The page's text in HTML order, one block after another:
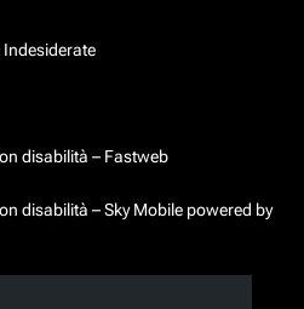
Indesiderate
disabilità – Fastweb
disabilità – Sky Mobile powered by